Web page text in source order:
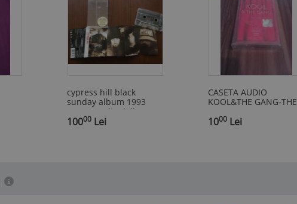
cypress hill black
sunday album 1993
caseta audio dolby B
NR muzica rap hip hop
10000 Lei
CASETA AUDIO
KOOL&THE GANG-THE
RARA!!!!!ORIGINALA
1000 Lei